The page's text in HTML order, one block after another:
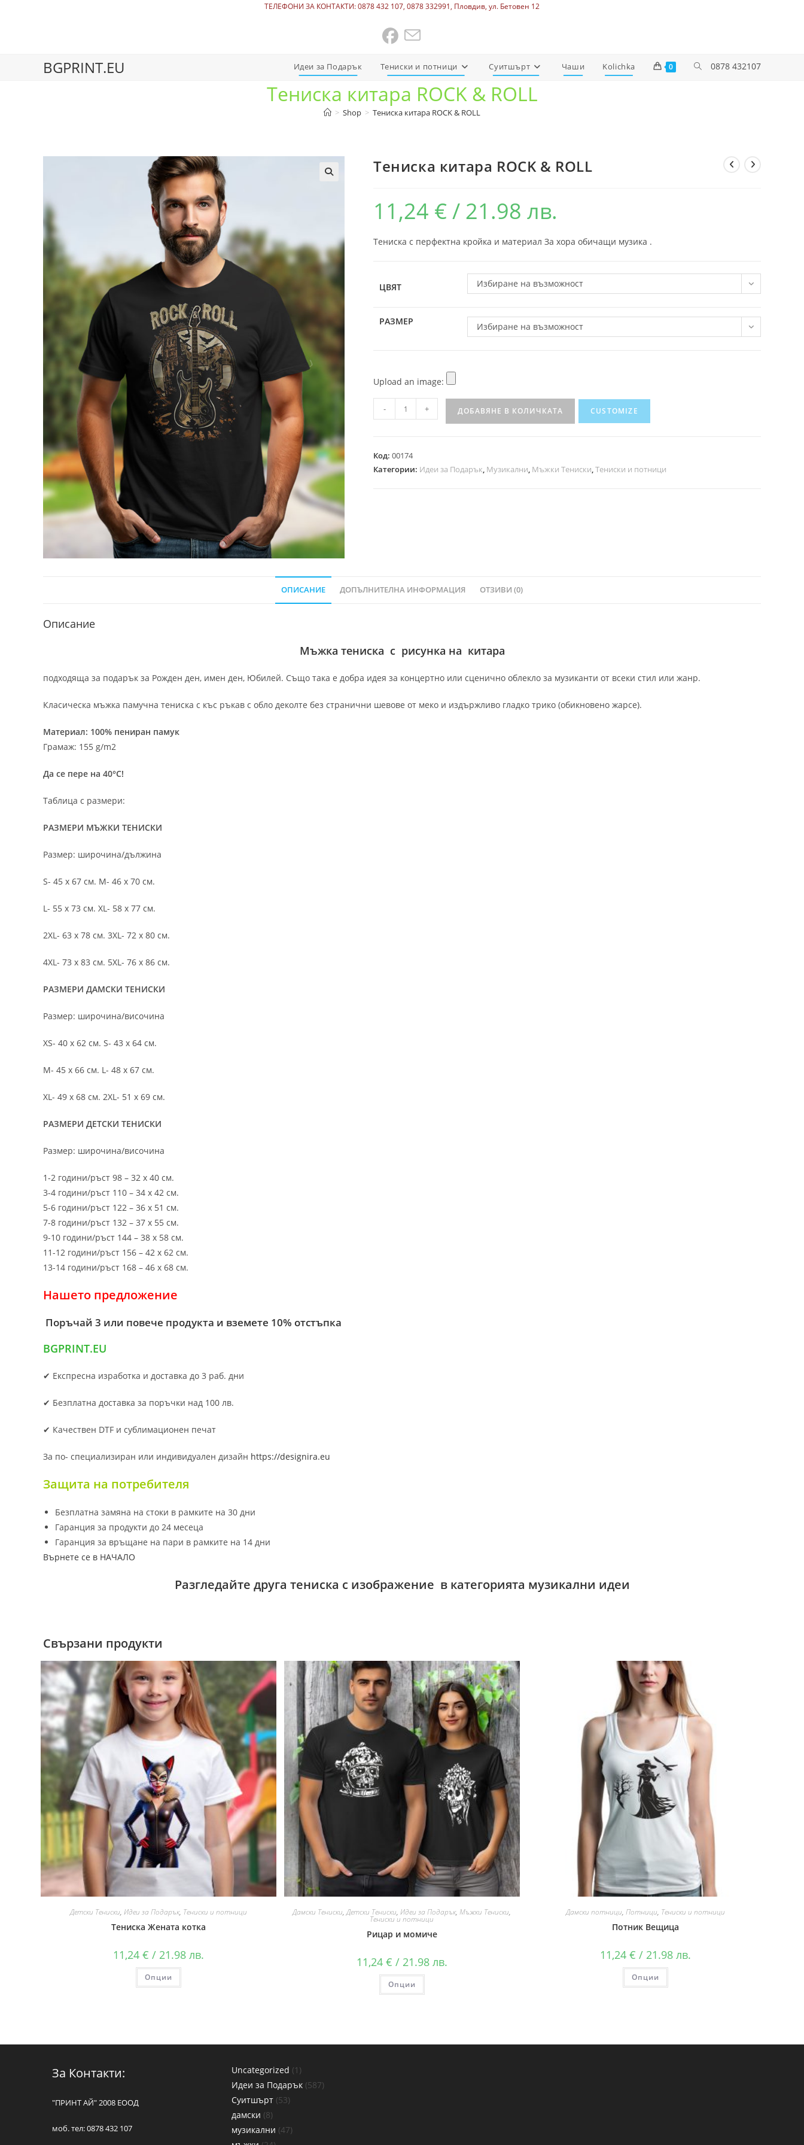
ТЕЛЕФОНИ ЗА КОНТАКТИ: 0878 432 107, 0878 332991, Пловдив, ул. Бетовен 12
BGPRINT.EU 0878 432107
Идеи за Подарък Тениски и потници Суитшърт Чаши Kolichka 0
Тениска китара ROCK & ROLL
> Shop > Тениска китара ROCK & ROLL
Тениска китара ROCK & ROLL
11,24 € / 21.98 лв.
Тениска с перфектна кройка и материал За хора обичащи музика .
ЦВЯТ Избиране на възможност
РАЗМЕР Избиране на възможност
Upload an image:
- + ДОБАВЯНЕ В КОЛИЧКАТА CUSTOMIZE
Код: 00174
Категории: Идеи за Подарък, Музикални, Мъжки Тениски,Тениски и потници
ОПИСАНИЕ ДОПЪЛНИТЕЛНА ИНФОРМАЦИЯ ОТЗИВИ (0)
Описание
Мъжка тениска с рисунка на китара
подходяща за подарък за Рожден ден, имен ден, Юбилей. Също така е добра идея за концертно или сценично облекло за музиканти от всеки стил или жанр.
Класическа мъжка памучна тениска с къс ръкав с обло деколте без странични шевове от меко и издържливо гладко трико (обикновено жарсе).
Материал: 100% пениран памук
Грамаж: 155 g/m2
Да се пере на 40°C!
Таблица с размери:
РАЗМЕРИ МЪЖКИ ТЕНИСКИ
Размер: широчина/дължина
S- 45 х 67 см. M- 46 х 70 см.
L- 55 х 73 см. XL- 58 х 77 см.
2XL- 63 х 78 см. 3XL- 72 х 80 см.
4XL- 73 х 83 см. 5XL- 76 х 86 см.
РАЗМЕРИ ДАМСКИ ТЕНИСКИ
Размер: широчина/височина
XS- 40 х 62 см. S- 43 х 64 см.
M- 45 х 66 см. L- 48 х 67 см.
XL- 49 х 68 см. 2XL- 51 х 69 см.
РАЗМЕРИ ДЕТСКИ ТЕНИСКИ
Размер: широчина/височина
1-2 години/ръст 98 – 32 х 40 см.
3-4 години/ръст 110 – 34 х 42 см.
5-6 години/ръст 122 – 36 х 51 см.
7-8 години/ръст 132 – 37 х 55 см.
9-10 години/ръст 144 – 38 х 58 см.
11-12 години/ръст 156 – 42 x 62 см.
13-14 години/ръст 168 – 46 х 68 см.
Нашето предложение
Поръчай 3 или повече продукта и вземете 10% отстъпка
BGPRINT.EU
✔ Експресна изработка и доставка до 3 раб. дни
✔ Безплатна доставка за поръчки над 100 лв.
✔ Качествен DTF и сублимационен печат
За по- специализиран или индивидуален дизайн https://designira.eu
Защита на потребителя
Безплатна замяна на стоки в рамките на 30 дни
Гаранция за продукти до 24 месеца
Гаранция за връщане на пари в рамките на 14 дни
Върнете се в НАЧАЛО
Разгледайте друга тениска с изображение в категорията музикални идеи
Свързани продукти
Детски Тениски,Идеи за Подарък, Тениски и потници
Тениска Жената котка
11,24€ / 21.98 лв.
Опции
Дамски Тениски,Детски Тениски,Идеи за Подарък,Мъжки Тениски,
Тениски и потници
Рицар и момиче
11,24 € / 21.98 лв.
Опции
Дамски потници, Потници, Тениски и потници
Потник Вещица
11,24 € / 21.98 лв.
Опции
За Контакти:
"ПРИНТ АЙ" 2008 ЕООД
моб. тел: 0878 432 107
Uncategorized 1
Идеи за Подарък 587
Суитшърт 53
дамски 8
музикални 47